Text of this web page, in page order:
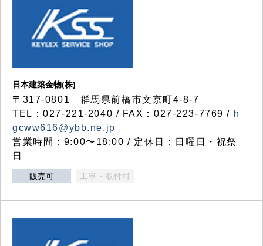
日本建築金物(株)
〒317‐0801 群馬県前橋市文京町4-8-7
TEL：027-221-2040 / FAX：027-223-7769 / h
gcww616@ybb.ne.jp
営業時間：9:00〜18:00 / 定休日：日曜日・祝祭
日
販売可 工事・取付可